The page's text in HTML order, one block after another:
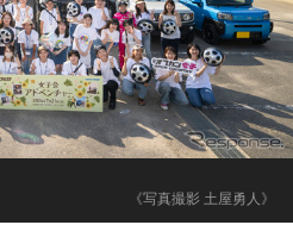
《写真撮影 土屋勇人》